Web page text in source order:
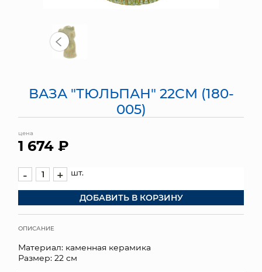
ЯЩИКИ
СУНДУКИ
ПОДАРОЧНЫЕ КАРТЫ
ОПТОВЫМ КЛИЕНТАМ
ВАЗА "ТЮЛЬПАН" 22СМ (180-
005)
цена
1 674 ₽
- + шт.
ДОБАВИТЬ В КОРЗИНУ
ОПИСАНИЕ
Материал: каменная керамика
Размер: 22 см